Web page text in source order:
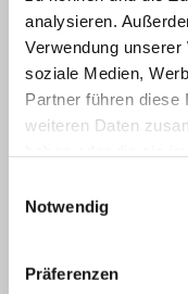
analysieren.
Verwendung
soziale Medien,
Partner führen diese
weiteren Daten
Notwendig
Präferenzen
nachstehenden Demos
Demo zu Kassenbuch-
Demo zu